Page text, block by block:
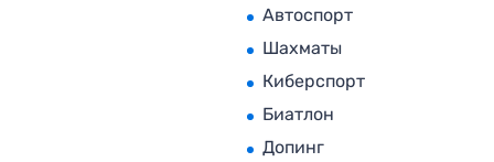
Автоспорт
Шахматы
Киберспорт
Биатлон
Допинг